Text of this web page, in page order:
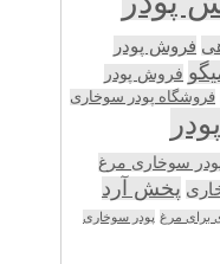
فروش پودر
فروش پودر
فروشگاه پودر سوخاری
سوخاری مرغ
پخش آرد
برای مرغ پودر سوخاری